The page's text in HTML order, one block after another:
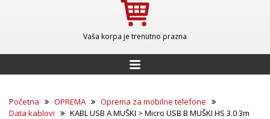
Vaša korpa je trenutno prazna
Početna OPREMA
Oprema za mobilne telefone
Data kablovi
KABL USB A MUŠKI > Micro USB B MUŠKI HS 3.0 3m